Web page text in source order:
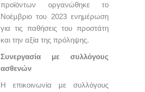
προϊόντων οργανώθηκε το
Νοέμβριο του 2023 ενημέρωση
για τις παθήσεις του προστάτη
και την αξία της πρόληψης.
Συνεργασία με συλλόγους
ασθενών
Η επικοινωνία με συλλόγους